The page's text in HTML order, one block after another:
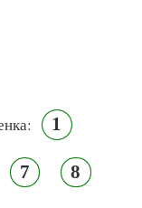
1
7 8